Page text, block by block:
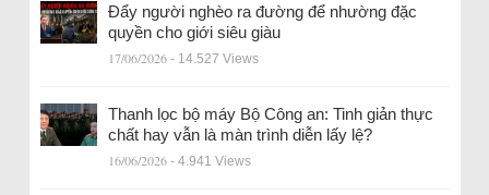
Đẩy người nghèo ra đường để nhường đặc
quyền cho giới siêu giàu
17/06/2026 - 14.527 Views
Thanh lọc bộ máy Bộ Công an: Tinh giản thực
chất hay vẫn là màn trình diễn lấy lệ?
16/06/2026 - 4.941 Views